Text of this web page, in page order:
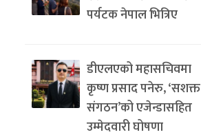
पर्यटक नेपाल भित्रिए
डीएलएको महासचिवमा
कृष्ण प्रसाद पनेरु, ‘सशक्त
संगठन’को एजेन्डासहित
उम्मेदवारी घोषणा